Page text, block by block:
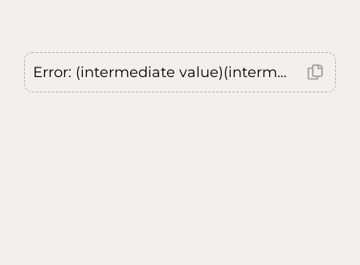
Error: (intermediate value)(intermediate value)(intermediate value).replaceAll is not a function